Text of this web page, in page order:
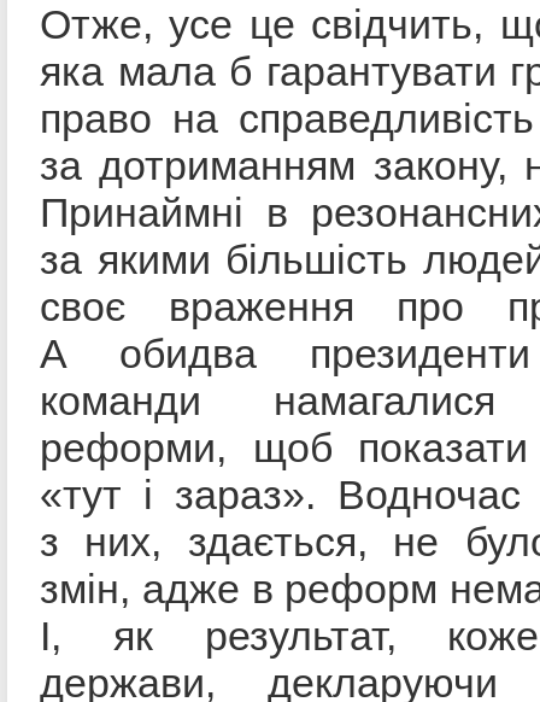
Отже, усе це свідчить,
яка мала б гарантувати
право на
за дотриманням закону,
Принаймні в
за якими більшість
своє враження про
А обидва
команди намагалися
реформи, щоб показати
«тут і зараз».
з них, здається, не було
змін, адже в реформ
І, як результат,
держави,